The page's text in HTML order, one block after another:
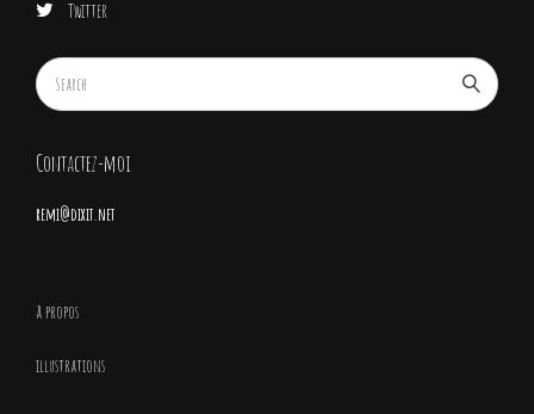
Twitter
Contactez-moi
remi@dixit.net
à propos
illustrations